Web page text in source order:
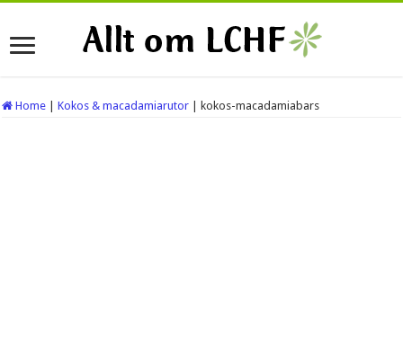
Home Kokos & macadamiarutor kokos-macadamiabars